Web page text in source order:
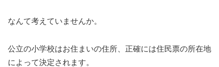
なんて考えていませんか。
公立の小学校はお住まいの住所、正確には住民票の所在地
によって決定されます。